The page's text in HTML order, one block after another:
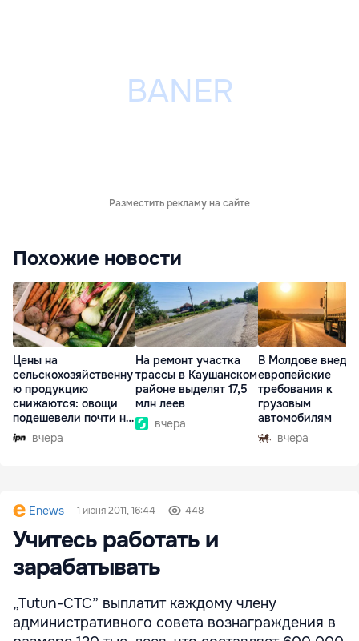
Разместить рекламу на сайте
Похожие новости
Цены на
сельскохозяйственну
ю продукцию
снижаются: овощи
подешевели почти на
30%вчера
На ремонт участка
трассы в Каушанском
районе выделят 17,5
млн леев
вчера
В Молдове
европейские
требования к
грузовым
автомобилям
вчера
Enews 1 июня 2011, 16:44 448
Учитесь работать и
зарабатывать
„Tutun-CTC” выплатит каждому члену
административного совета вознаграждения в